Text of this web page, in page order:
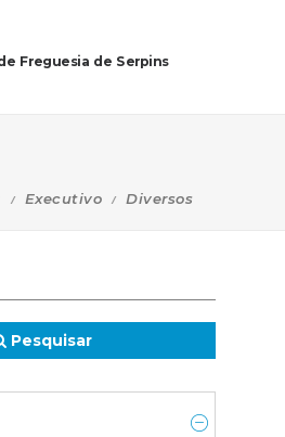
Freguesia de Serpins
Executivo Diversos
Pesquisar